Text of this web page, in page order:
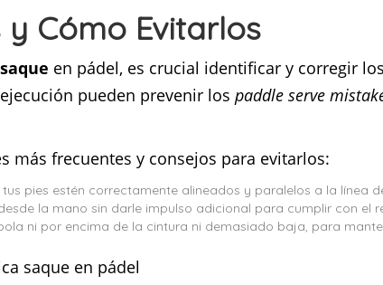
y Cómo Evitarlos
en pádel, es crucial identificar y corregir
pueden prevenir los paddle serve
más frecuentes y consejos para evitarlos:
pies estén correctamente alineados y paralelos a la línea
la mano sin darle impulso adicional para cumplir con el
ni por encima de la cintura ni demasiado baja, para